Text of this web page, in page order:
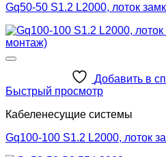
Gq50-50 S1.2 L2000, лоток
Добавить в
Быстрый просмотр
Кабеленесущие системы
Gq100-100 S1.2 L2000, лоток